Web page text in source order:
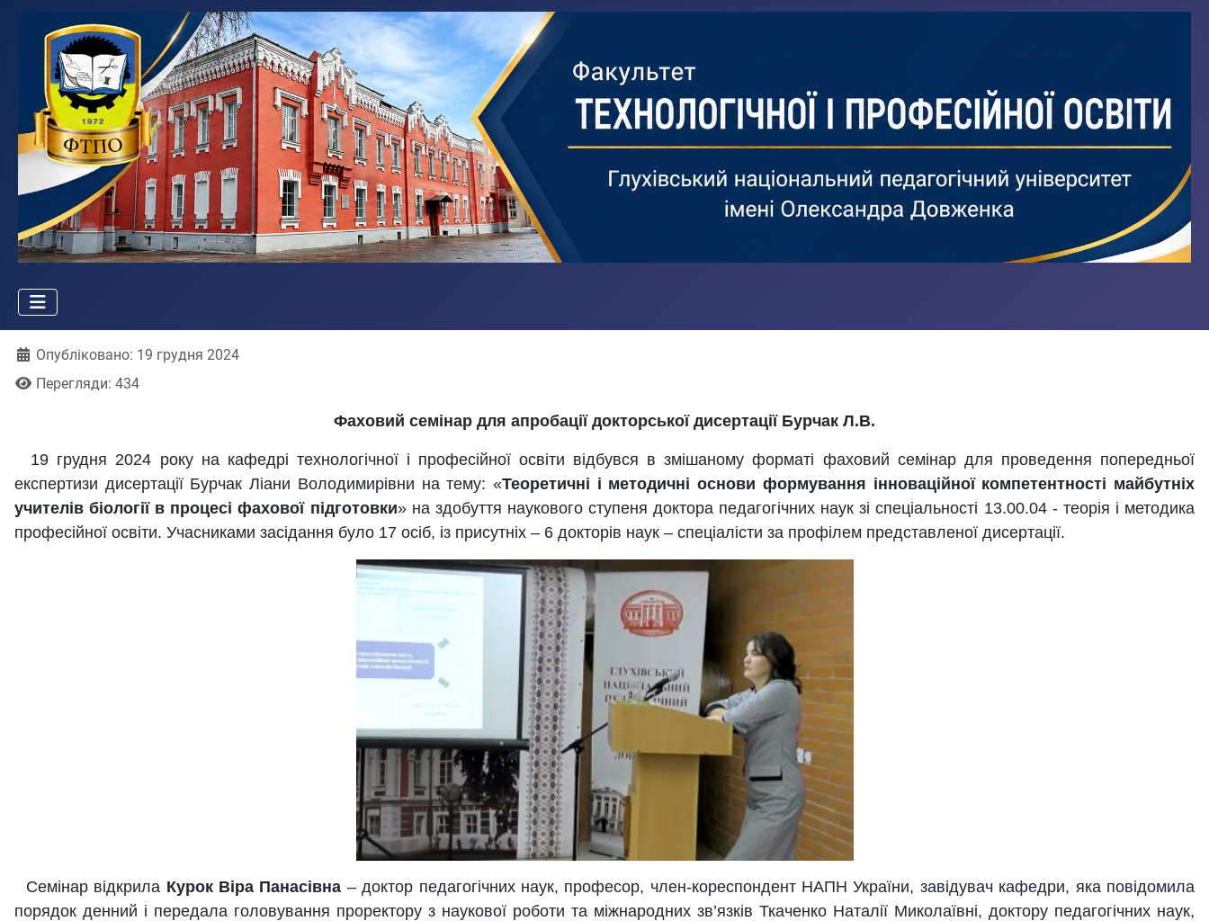
ДеталіОпубліковано: 19 грудня 2024
Перегляди: 434
Фаховий семінар для апробації докторської дисертації Бурчак Л.В.
19 грудня 2024 року на кафедрі технологічної і професійної освіти відбувся в змішаному форматі фаховий семінар для проведення попередньої
експертизи дисертації Бурчак Ліани Володимирівни на тему: «Теоретичні і методичні основи формування інноваційної компетентності майбутніх
учителів біології в процесі фахової підготовки» на здобуття наукового ступеня доктора педагогічних наук зі спеціальності 13.00.04 - теорія і методика
професійної освіти. Учасниками засідання було 17 осіб, із присутніх – 6 докторів наук – спеціалісти за профілем представленої дисертації.
Семінар відкрила Курок Віра Панасівна – доктор педагогічних наук, професор, член-кореспондент НАПН України, завідувач кафедри, яка повідомила
порядок денний і передала головування проректору з наукової роботи та міжнародних зв’язків Ткаченко Наталії Миколаївні, доктору педагогічних наук,